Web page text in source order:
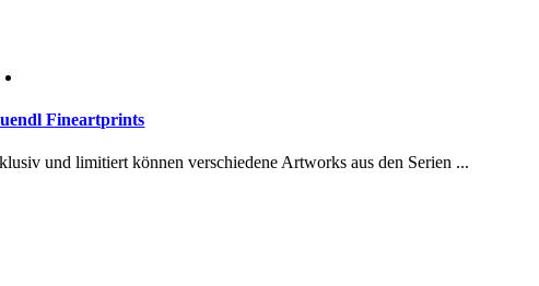
Fineartprints
und limitiert können verschiedene Artworks aus den Serien ...